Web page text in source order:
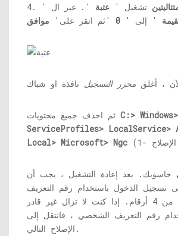
تشغيل ' عتبة '. غير ال '
' إلى ' 0 'ثم انقر على' موافق
، أغلق محرر التسجيل
C:> Windows>
ServiceProfiles> LocalService>
Local> Microsoft> Ngc
حاسوبك. بعد إعادة التشغيل ، يجب أن
تسجيل الدخول باستخدام رقم التعريف
الشخصي المكون من 4 أرقام. إذا كنت لا تزال غير قادر
رقم التعريف الشخصي ، فانتقل إلى
الإصلاح التالي.